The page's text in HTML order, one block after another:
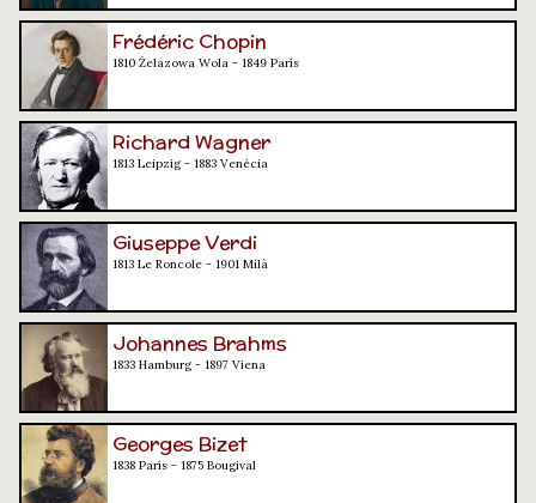
Frédéric Chopin
1810 Żelazowa Wola - 1849 París
Richard Wagner
1813 Leipzig - 1883 Venècia
Giuseppe Verdi
1813 Le Roncole - 1901 Milà
Johannes Brahms
1833 Hamburg - 1897 Viena
Georges Bizet
1838 París - 1875 Bougival